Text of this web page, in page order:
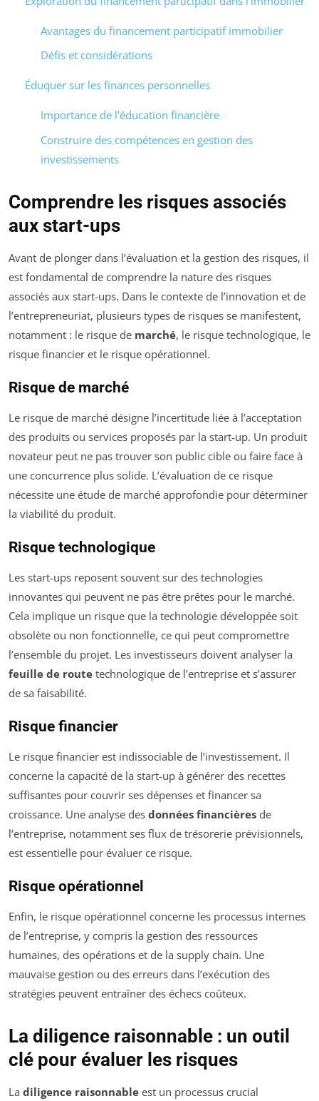
Avantages du financement participatif immobilier
Défis et considérations
Éduquer sur les finances personnelles
Importance de l’éducation financière
Construire des compétences en gestion des
investissements
Comprendre les risques associés
aux start-ups
Avant de plonger dans l’évaluation et la gestion des risques, il
est fondamental de comprendre la nature des risques
associés aux start-ups. Dans le contexte de l’innovation et de
l’entrepreneuriat, plusieurs types de risques se manifestent,
notamment : le risque de marché, le risque technologique, le
risque financier et le risque opérationnel.
Risque de marché
Le risque de marché désigne l’incertitude liée à l’acceptation
des produits ou services proposés par la start-up. Un produit
novateur peut ne pas trouver son public cible ou faire face à
une concurrence plus solide. L’évaluation de ce risque
nécessite une étude de marché approfondie pour déterminer
la viabilité du produit.
Risque technologique
Les start-ups reposent souvent sur des technologies
innovantes qui peuvent ne pas être prêtes pour le marché.
Cela implique un risque que la technologie développée soit
obsolète ou non fonctionnelle, ce qui peut compromettre
l’ensemble du projet. Les investisseurs doivent analyser la
feuille de route technologique de l’entreprise et s’assurer
de sa faisabilité.
Risque financier
Le risque financier est indissociable de l’investissement. Il
concerne la capacité de la start-up à générer des recettes
suffisantes pour couvrir ses dépenses et financer sa
croissance. Une analyse des données financières de
l’entreprise, notamment ses flux de trésorerie prévisionnels,
est essentielle pour évaluer ce risque.
Risque opérationnel
Enfin, le risque opérationnel concerne les processus internes
de l’entreprise, y compris la gestion des ressources
humaines, des opérations et de la supply chain. Une
mauvaise gestion ou des erreurs dans l’exécution des
stratégies peuvent entraîner des échecs coûteux.
La diligence raisonnable : un outil
clé pour évaluer les risques
La diligence raisonnable est un processus crucial